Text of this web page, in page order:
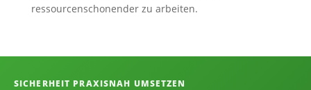
ressourcenschonender zu arbeiten.
Informationen, Kontakt und
SICHERHEIT PRAXISNAH UMSETZEN